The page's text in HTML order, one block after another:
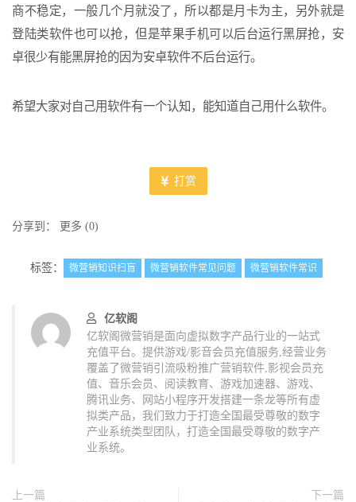
商不稳定，一般几个月就没了，所以都是月卡为主，另外就是
登陆类软件也可以抢，但是苹果手机可以后台运行黑屏抢，安
卓很少有能黑屏抢的因为安卓软件不后台运行。
希望大家对自己用软件有一个认知，能知道自己用什么软件。
打赏
分享到： 更多 (0)
标签： 微营销知识扫盲 微营销软件常见问题 微营销软件常识
亿软阁
亿软阁微营销是面向虚拟数字产品行业的一站式
充值平台。提供游戏/影音会员充值服务,经营业务
覆盖了微营销引流吸粉推广营销软件,影视会员充
值、音乐会员、阅读教育、游戏加速器、游戏、
腾讯业务、网站小程序开发搭建一条龙等所有虚
拟类产品，我们致力于打造全国最受尊敬的数字
产业系统类型团队，打造全国最受尊敬的数字产
业系统。
上一篇
下一篇